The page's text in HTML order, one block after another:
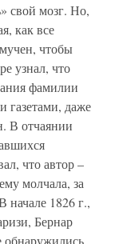
свой мозг. Но,
как все
чтобы
узнал, что
фамилии
газетами, даже
В отчаянии
что автор –
молчала, за
1826 г.,
Бернар
обнаружились